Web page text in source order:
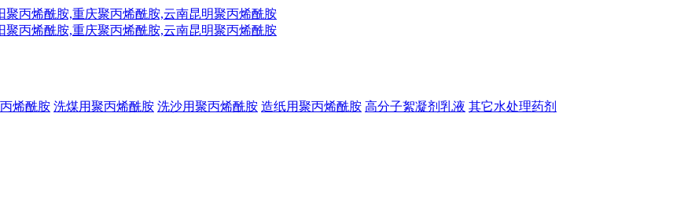
烯酰胺 洗煤用聚丙烯酰胺 洗沙用聚丙烯酰胺 造纸用聚丙烯酰胺 高分子絮凝剂乳液 其它水处理药剂